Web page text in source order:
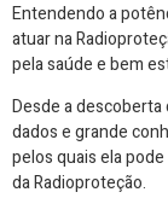
Entendendo a
atuar na
pela saúde e bem
Desde a descoberta
dados e grande
pelos quais ela
da Radioproteção.